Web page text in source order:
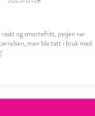
og smertefritt, pysjen var
men ble tatt i bruk med